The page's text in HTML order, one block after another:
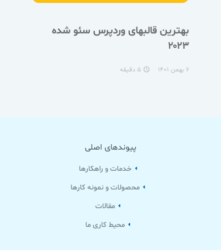
بهترین قالبهای وردپرس سئو شده
۲۰۲۳
۶ بهمن ۱۴۰۱ access_time
پیوندهای اصلی
خدمات و راهکارها
محصولات و نمونه کارها
مقالات
محیط کاری ما